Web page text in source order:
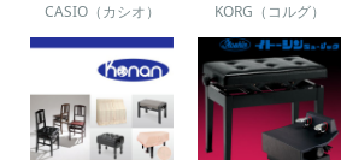
CASIO（カシオ） KORG（コルグ）